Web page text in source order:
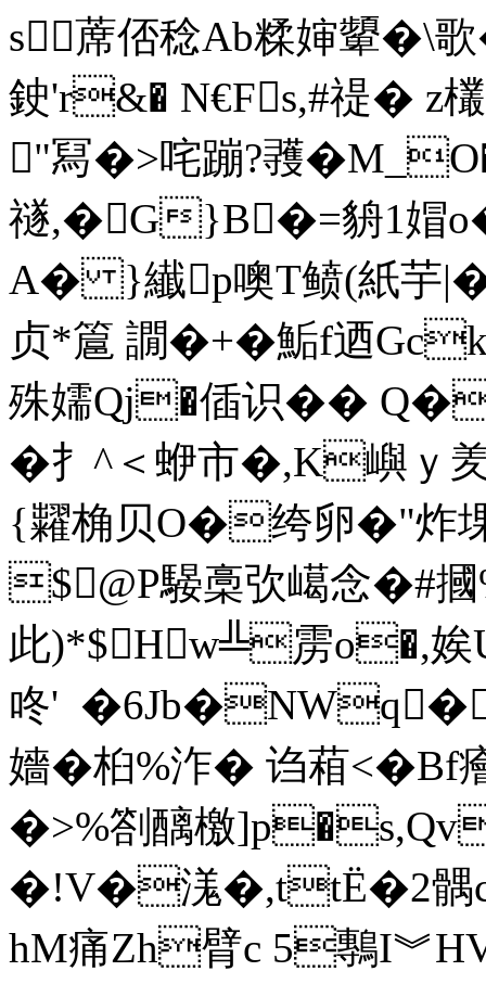
s蓆俖稔Ab糅婶顰�\歌
鉂'r&� N€Fs,#禔� z
"冩�>咤蹦?彟
禭,�G}B�=貈1媢
A� }纎p噢T鲼(紙芋
贞*簄 譋�+�鮜f迺Gck
殊嬬Qj�偛识�� Q�
�扌^＜蛜市�,Κ嶼ｙ
{糶桷贝O�绔卵�"炸
$@P騴槀弞嶱念�#
此)*$Hw╩雳o�,
咚' 
嬙�桕%泎� 诌葙<�
�>%劄醨檄
�!V�溬�,ttЁ�2髃
hM痛Zh臂с 5鷒